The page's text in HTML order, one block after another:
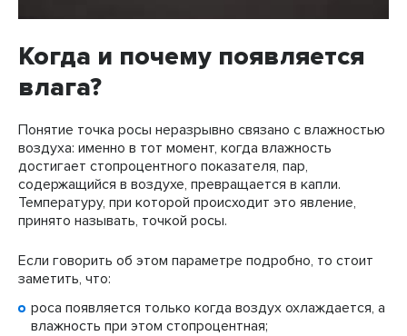
Когда и почему появляется
влага?
Понятие точка росы неразрывно связано с влажностью
воздуха: именно в тот момент, когда влажность
достигает стопроцентного показателя, пар,
содержащийся в воздухе, превращается в капли.
Температуру, при которой происходит это явление,
принято называть, точкой росы.
Если говорить об этом параметре подробно, то стоит
заметить, что:
роса появляется только когда воздух охлаждается, а
влажность при этом стопроцентная;